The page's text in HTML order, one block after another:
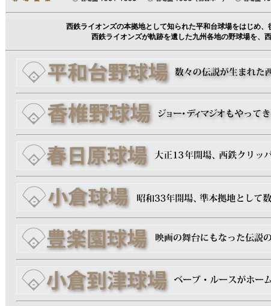
西鉄ライオンズの本拠地として知られた平和台球場をはじめ
西鉄ライオンズが軌跡を遺した九州各地の野球場を、